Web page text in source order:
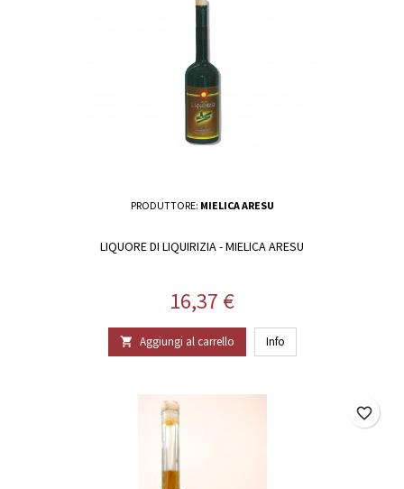
PRODUTTORE: MIELICA ARESU
LIQUORE DI LIQUIRIZIA - MIELICA ARESU
Prezzo
16,37 €
 Aggiungi al carrello Info
favorite_border